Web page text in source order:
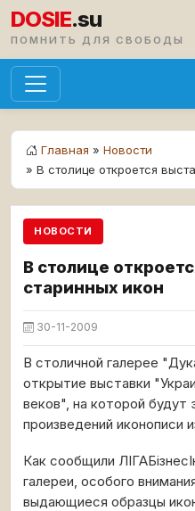
DOSIE.su
ПОМНИТЬ ДЛЯ СВОБОДЫ
Главная » Новости
» В столице откроется
НОВОСТИ
В столице
старинных икон
30-11-2009
В столичной галерее
открытие выставки
веков", на которой будут
произведений иконописи
Как сообщили
галереи, особого
выдающиеся образцы